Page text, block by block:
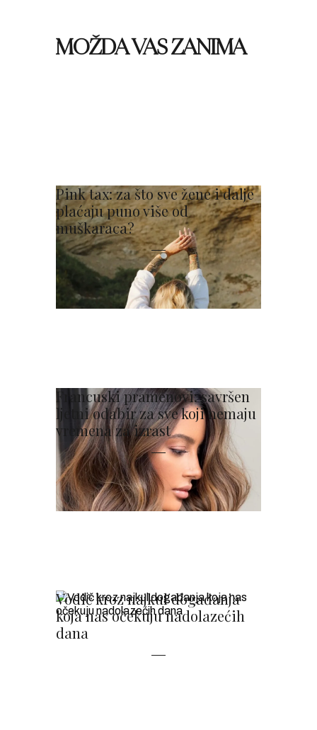
MOŽDA VAS ZANIMA
Pink tax: za što sve žene i dalje
plaćaju puno više od
muškaraca?
Francuski pramenovi: savršen
ljetni odabir za sve koji nemaju
vremena za izrast
Vodič kroz najkul događanja
koja nas očekuju nadolazećih
dana